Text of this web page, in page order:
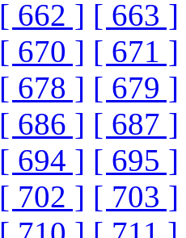
[ 662 ] [ 663 ]
[ 670 ] [ 671 ]
[ 678 ] [ 679 ]
[ 686 ] [ 687 ]
[ 694 ] [ 695 ]
[ 702 ] [ 703 ]